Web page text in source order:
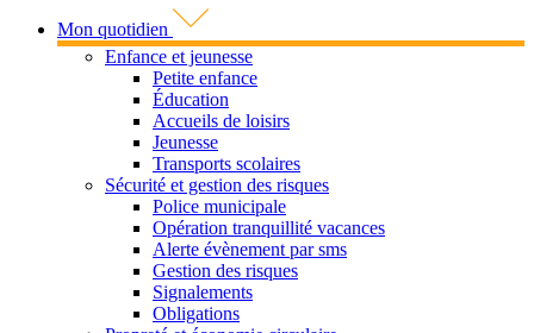
Mon quotidien
Enfance et jeunesse
Petite enfance
Éducation
Accueils de loisirs
Jeunesse
Transports scolaires
Sécurité et gestion des risques
Police municipale
Opération tranquillité vacances
Alerte évènement par sms
Gestion des risques
Signalements
Obligations